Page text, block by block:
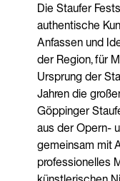
Die Staufer
authentische
Anfassen und
der Region, für
Ursprung der
Jahren die
Göppinger
aus der Opern-
gemeinsam mit
professionelles